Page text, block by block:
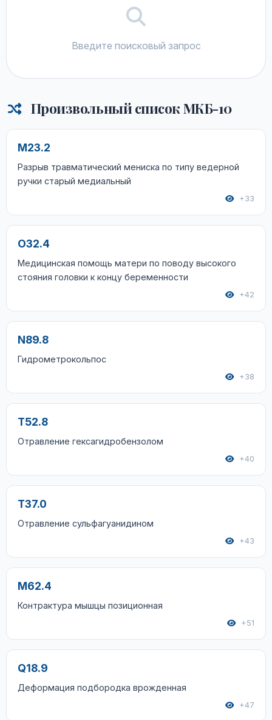
Введите поисковый запрос
Произвольный список МКБ-10
M23.2
Разрыв травматический мениска по типу ведерной
ручки старый медиальный
+33
O32.4
Медицинская помощь матери по поводу высокого
стояния головки к концу беременности
+42
N89.8
Гидрометрокольпос
+38
T52.8
Отравление гексагидробензолом
+40
T37.0
Отравление сульфагуанидином
+43
M62.4
Контрактура мышцы позиционная
+51
Q18.9
Деформация подбородка врожденная
+47